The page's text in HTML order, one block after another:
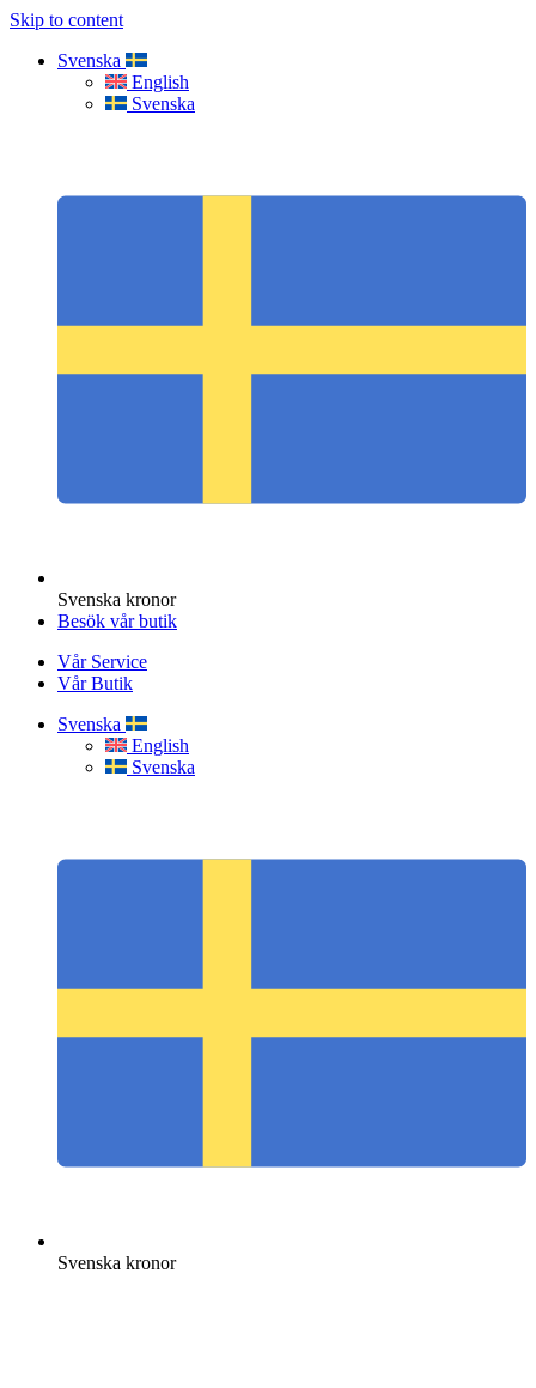
Skip to content
Svenska
English
Svenska
Svenska kronor
Besök vår butik
Vår Service
Vår Butik
Svenska
English
Svenska
Svenska kronor